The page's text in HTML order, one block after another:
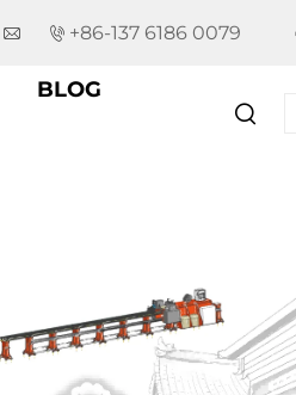
+86-137 6186 0079
BLOG